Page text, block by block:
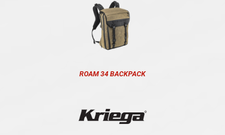
ROAM 34 BACKPACK